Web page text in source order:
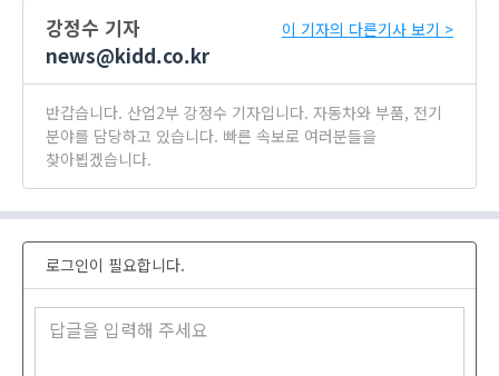
강정수 기자
news@kidd.co.kr
이 기자의 다른기사 보기 >
반갑습니다. 산업2부 강정수 기자입니다. 자동차와 부품, 전기
분야를 담당하고 있습니다. 빠른 속보로 여러분들을
찾아뵙겠습니다.
로그인이 필요합니다.